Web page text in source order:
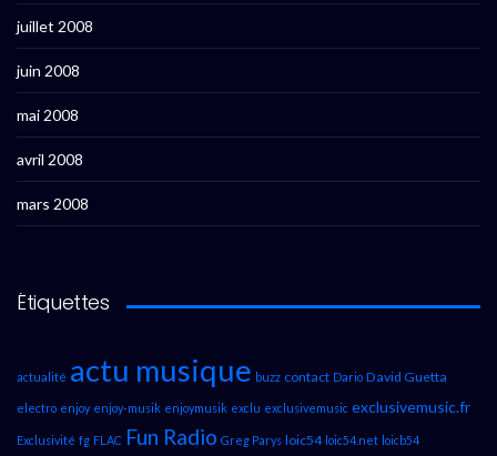
juillet 2008
juin 2008
mai 2008
avril 2008
mars 2008
Étiquettes
actualité actu musique buzz contact Dario David Guetta
electro enjoy enjoy-musik enjoymusik exclu exclusivemusic exclusivemusic.fr
Exclusivité fg FLAC Fun Radio Greg Parys loic54 loic54.net loicb54